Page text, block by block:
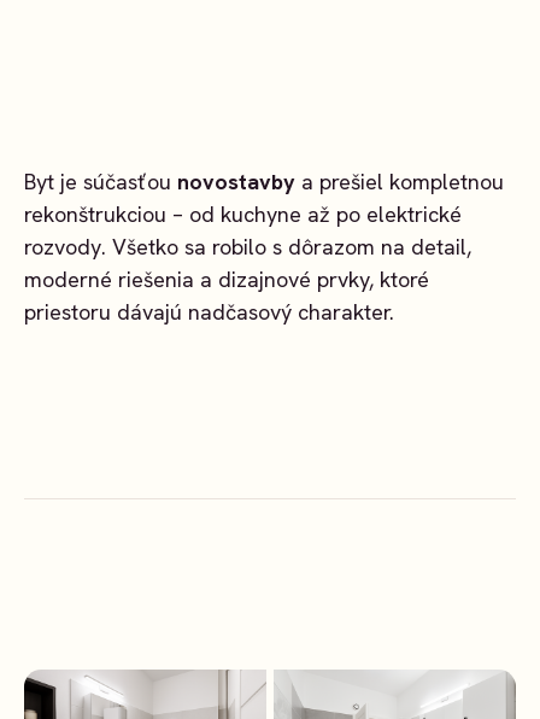
Byt je súčasťou novostavby a prešiel kompletnou
rekonštrukciou – od kuchyne až po elektrické
rozvody. Všetko sa robilo s dôrazom na detail,
moderné riešenia a dizajnové prvky, ktoré
priestoru dávajú nadčasový charakter.